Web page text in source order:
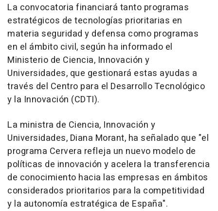
La convocatoria financiará tanto programas
estratégicos de tecnologías prioritarias en
materia seguridad y defensa como programas
en el ámbito civil, según ha informado el
Ministerio de Ciencia, Innovación y
Universidades, que gestionará estas ayudas a
través del Centro para el Desarrollo Tecnológico
y la Innovación (CDTI).
La ministra de Ciencia, Innovación y
Universidades, Diana Morant, ha señalado que "el
programa Cervera refleja un nuevo modelo de
políticas de innovación y acelera la transferencia
de conocimiento hacia las empresas en ámbitos
considerados prioritarios para la competitividad
y la autonomía estratégica de España".